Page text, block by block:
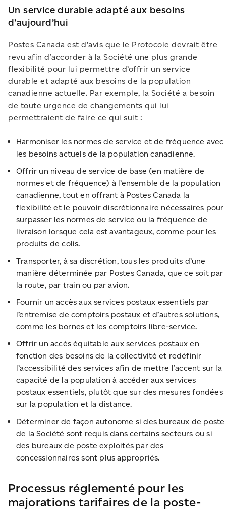
Un service durable adapté aux besoins
d’aujourd’hui
Postes Canada est d’avis que le Protocole devrait être
revu afin d’accorder à la Société une plus grande
flexibilité pour lui permettre d’offrir un service
durable et adapté aux besoins de la population
canadienne actuelle. Par exemple, la Société a besoin
de toute urgence de changements qui lui
permettraient de faire ce qui suit :
Harmoniser les normes de service et de fréquence avec
les besoins actuels de la population canadienne.
Offrir un niveau de service de base (en matière de
normes et de fréquence) à l’ensemble de la population
canadienne, tout en offrant à Postes Canada la
flexibilité et le pouvoir discrétionnaire nécessaires pour
surpasser les normes de service ou la fréquence de
livraison lorsque cela est avantageux, comme pour les
produits de colis.
Transporter, à sa discrétion, tous les produits d’une
manière déterminée par Postes Canada, que ce soit par
la route, par train ou par avion.
Fournir un accès aux services postaux essentiels par
l’entremise de comptoirs postaux et d’autres solutions,
comme les bornes et les comptoirs libre-service.
Offrir un accès équitable aux services postaux en
fonction des besoins de la collectivité et redéfinir
l’accessibilité des services afin de mettre l’accent sur la
capacité de la population à accéder aux services
postaux essentiels, plutôt que sur des mesures fondées
sur la population et la distance.
Déterminer de façon autonome si des bureaux de poste
de la Société sont requis dans certains secteurs ou si
des bureaux de poste exploités par des
concessionnaires sont plus appropriés.
Processus réglementé pour les
majorations tarifaires de la poste-